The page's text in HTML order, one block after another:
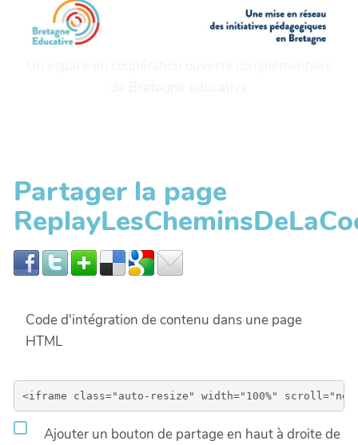
Partager la page
Code d'intégration de contenu dans une page
HTML
Ajouter un bouton de partage en haut à droite de